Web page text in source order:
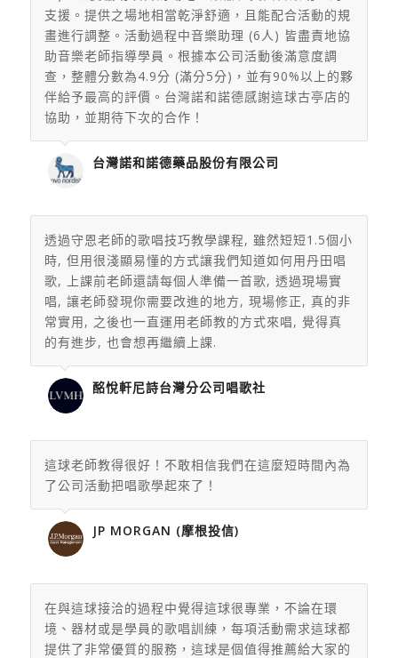
支援。提供之場地相當乾淨舒適，且能配合活動的規
畫進行調整。活動過程中音樂助理 (6人) 皆盡責地協
助音樂老師指導學員。根據本公司活動後滿意度調
查，整體分數為4.9分 (滿分5分)，並有90%以上的夥
伴給予最高的評價。台灣諾和諾德感謝這球古亭店的
協助，並期待下次的合作！
台灣諾和諾德藥品股份有限公司
透過守恩老師的歌唱技巧教學課程, 雖然短短1.5個小
時, 但用很淺顯易懂的方式讓我們知道如何用丹田唱
歌, 上課前老師還請每個人準備一首歌, 透過現場實
唱, 讓老師發現你需要改進的地方, 現場修正, 真的非
常實用, 之後也一直運用老師教的方式來唱, 覺得真
的有進步, 也會想再繼續上課.
酩悅軒尼詩台灣分公司唱歌社
這球老師教得很好！不敢相信我們在這麼短時間內為
了公司活動把唱歌學起來了！
JP MORGAN (摩根投信)
在與這球接洽的過程中覺得這球很專業，不論在環
境、 器材或是學員的歌唱訓練，每項活動需求這球都
提供了非常優質的服務，這球是個值得推薦給大家的